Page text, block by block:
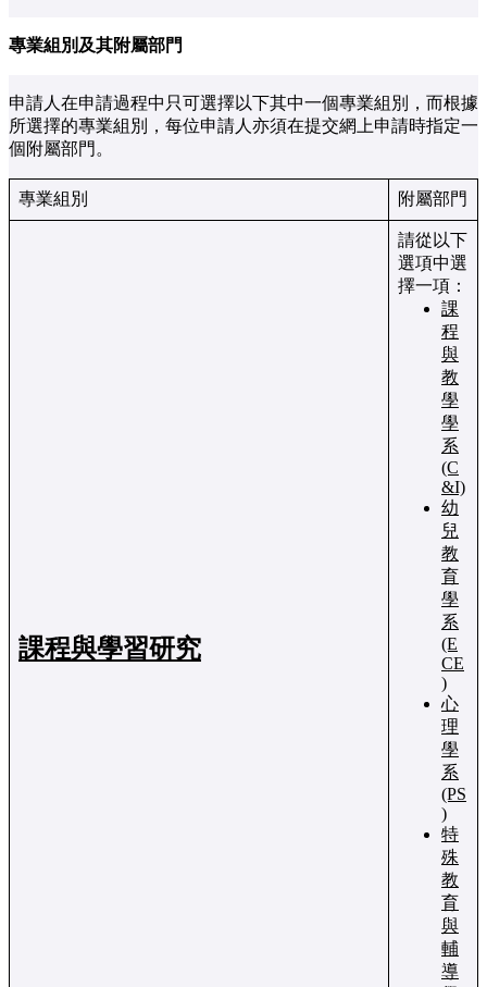
專業組別及其附屬部門
申請人在申請過程中只可選擇以下其中一個專業組別，而根據
所選擇的專業組別，每位申請人亦須在提交網上申請時指定一
個附屬部門。
專業組別 附屬部門
課程與學習研究
請從以下
選項中選
擇一項：
課
程
與
教
學
學
系
(C
&I)
幼
兒
教
育
學
系
(E
CE
)
心
理
學
系
(PS
)
特
殊
教
育
與
輔
導